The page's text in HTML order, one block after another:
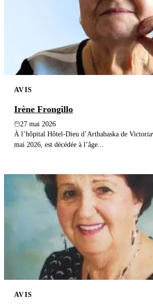
AVIS
Irène Frongillo
27 mai 2026
À l’hôpital Hôtel-Dieu d’Arthabaska de
mai 2026, est décédée à l’âge...
AVIS